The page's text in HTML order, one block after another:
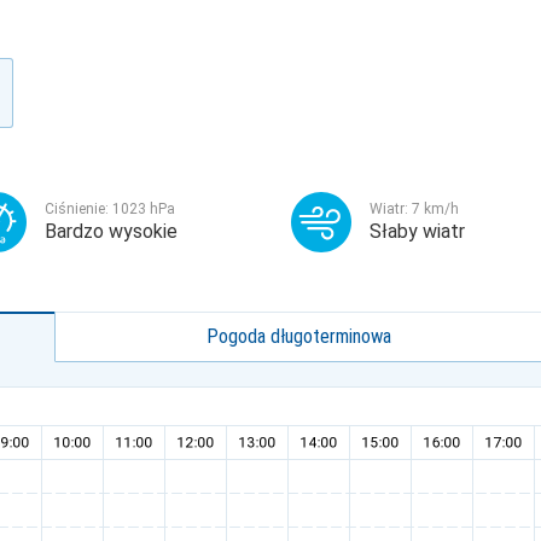
Ciśnienie: 1023 hPa
Bardzo wysokie
Wiatr: 7 km/h
Słaby wiatr
Pogoda długoterminowa